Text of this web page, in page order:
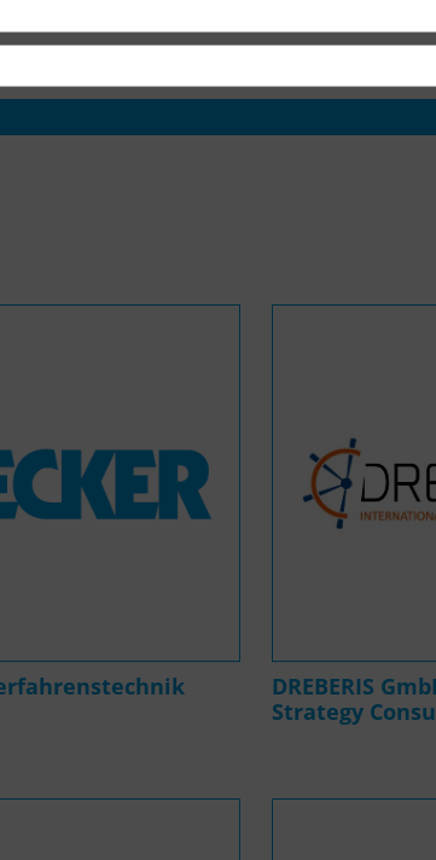
East
Southeast Asia
Sustainable Utility
Trade Fairs
WASANet
DREBERIS
Strategy